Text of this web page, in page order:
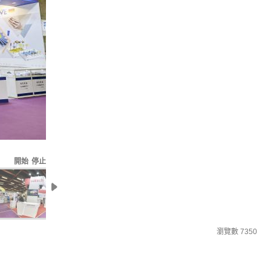
開始 停止
瀏覽數 7350